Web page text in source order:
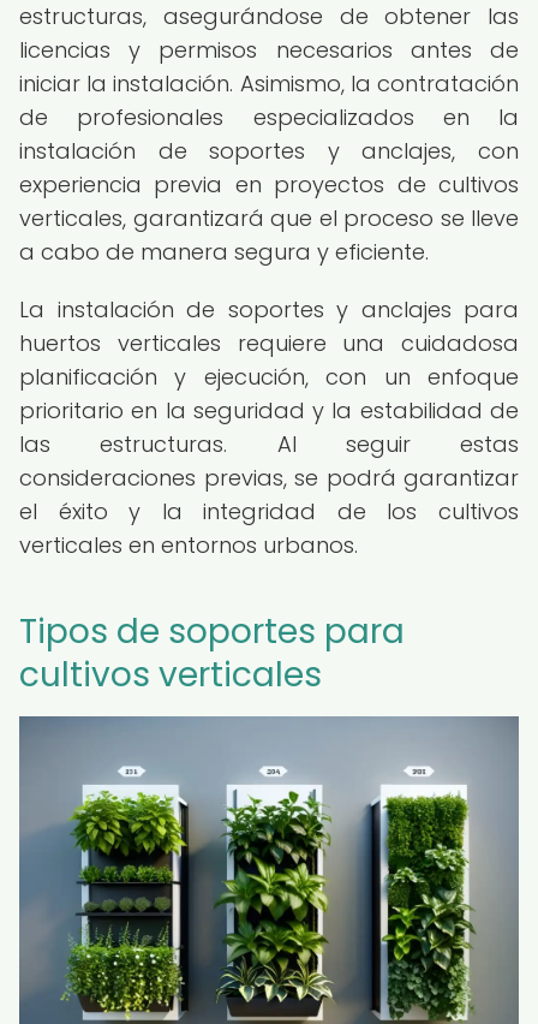
estructuras, asegurándose de obtener las
licencias y permisos necesarios antes de
iniciar la instalación. Asimismo, la contratación
de profesionales especializados en la
instalación de soportes y anclajes, con
experiencia previa en proyectos de cultivos
verticales, garantizará que el proceso se lleve
a cabo de manera segura y eficiente.
La instalación de soportes y anclajes para
huertos verticales requiere una cuidadosa
planificación y ejecución, con un enfoque
prioritario en la seguridad y la estabilidad de
las estructuras. Al seguir estas
consideraciones previas, se podrá garantizar
el éxito y la integridad de los cultivos
verticales en entornos urbanos.
Tipos de soportes para
cultivos verticales